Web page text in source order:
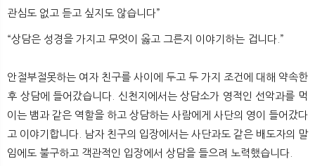
관심도 없고 듣고 싶지도 않습니다”
“상담은 성경을 가지고 무엇이 옳고 그른지 이야기하는 겁니다.”
안절부절못하는 여자 친구를 사이에 두고 두 가지 조건에 대해 약속한
후 상담에 들어갔습니다. 신천지에서는 상담소가 영적인 선악과를 먹
이는 뱀과 같은 역할을 하고 상담하는 사람에게 사단의 영이 들어갔다
고 이야기합니다. 남자 친구의 입장에서는 사단과도 같은 배도자의 말
임에도 불구하고 객관적인 입장에서 상담을 들으려 노력했습니다.